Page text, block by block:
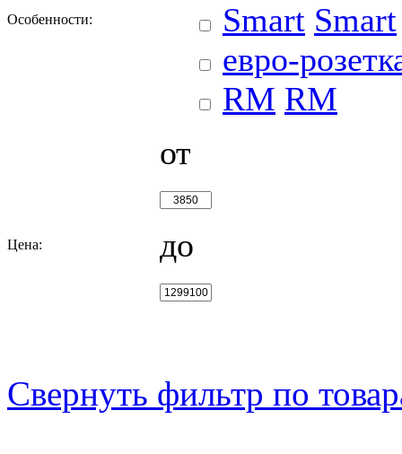
Особенности:
Smart Smart
евро-
RM RM
Цена:
от
до
Свернуть фильтр по